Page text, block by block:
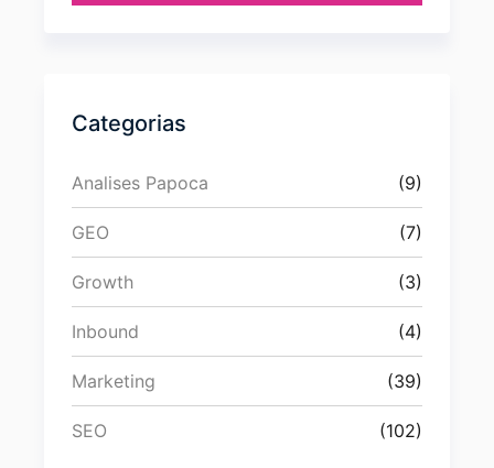
Categorias
Analises Papoca (9)
GEO (7)
Growth (3)
Inbound (4)
Marketing (39)
SEO (102)